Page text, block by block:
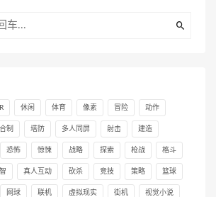
休闲 体育 像素 冒险 动作
制 塔防 多人同屏 射击 建造
恐怖 惊悚 战略 探索 枪战 格斗
真人互动 砍杀 竞技 策略 篮球
网球 联机 虚拟现实 街机 视觉小说